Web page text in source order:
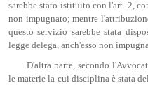
sarebbe stato istituito con l'art. 2,
non impugnato; mentre
questo servizio sarebbe stata
legge delega, anch'esso non
D'altra parte, secondo
le materie la cui disciplina è stata